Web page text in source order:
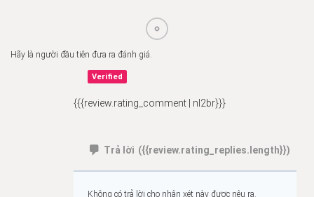
Hãy là người đầu tiên đưa ra đánh giá.
Verified
{{{review.rating_comment | nl2br}}}
Trả lời ({{review.rating_replies.length}})
Không có trả lời cho nhận xét này được nêu ra.